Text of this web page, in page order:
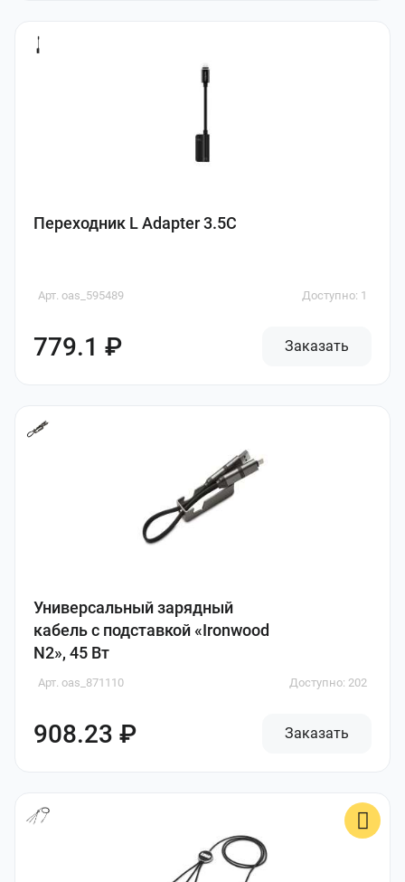
Переходник L Adapter 3.5C
Арт. oas_595489 Доступно: 1
779.1 ₽ Заказать
Универсальный зарядный
кабель с подставкой «Ironwood
N2», 45 Вт
Арт. oas_871110 Доступно: 202
908.23 ₽ Заказать